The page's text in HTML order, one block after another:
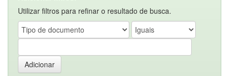
Utilizar filtros para refinar o resultado de busca.